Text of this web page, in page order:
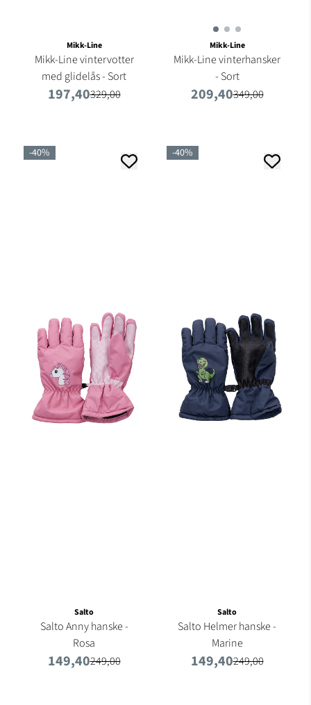
Mikk-Line
Mikk-Line vintervotter
med glidelås - Sort
197,40329,00
Mikk-Line
Mikk-Line vinterhansker
- Sort
209,40349,00
-40%
Salto
Salto Anny hanske -
Rosa
149,40249,00
-40%
Salto
Salto Helmer hanske -
Marine
149,40249,00